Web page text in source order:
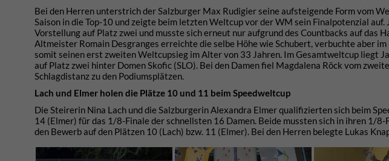
Bei den Herren unterstrich der Salzburger Max Rudigier seine aufsteigende Form vom
Saison in die Top-10 und zeigte beim letzten Weltcup vor der WM sein Finalpotenzial
Vorstellung auf Platz zwei und musste sich erneut nur aufgrund des Countbacks auf das
Altmeister Romain Desgranges erreichte die selbe Höhe wie Schubert, verbuchte aber
somit seinen erst zweiten Weltcupsieg im Alter von 33 Jahren. Im Gesamtweltcup liegt
auf Platz zwei hinter Domen Skofic (SLO). Bei den Damen fiel Magdalena Röck vom
Schlagdistanz zu den Podiumsplätzen.
Lach und Elmer holen die Plätze 10 und 11 beim Speedweltcup
Die Steirerin Nina Lach und die Salzburgerin Alexandra Elmer qualifizierten sich beim
14 (Elmer) für das 1/8-Finale der schnellsten 16 Damen. Beide mussten sich in ihren 1/
den Bewerb auf den Plätzen 10 (Lach) bzw. 11 (Elmer). Bei den Herren belegte Lukas